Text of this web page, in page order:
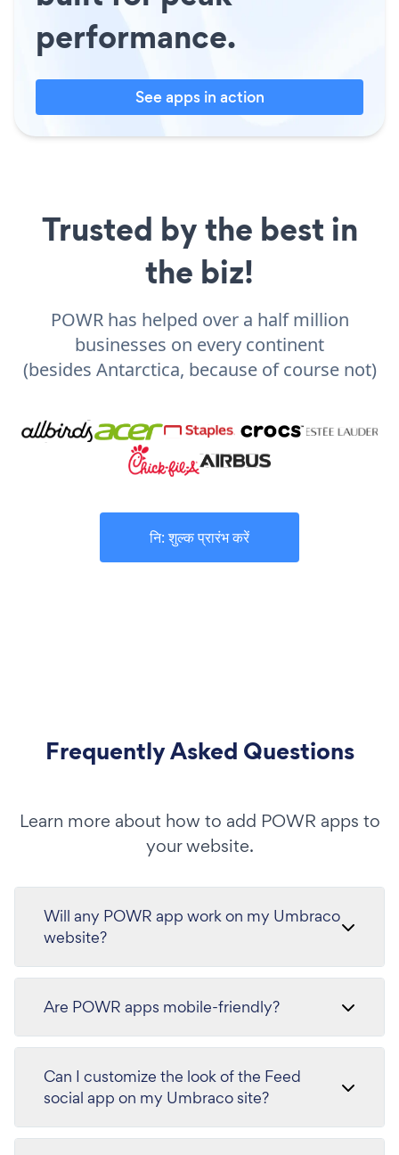
performance.
See apps in action
Trusted by the best in
the biz!
POWR has helped over a half million
businesses on every continent
(besides Antarctica, because of course not)
नि: शुल्क प्रारंभ करें
Frequently Asked Questions
Learn more about how to add POWR apps to
your website.
Will any POWR app work on my Umbraco
website?
Are POWR apps mobile-friendly?
Can I customize the look of the Feed
social app on my Umbraco site?